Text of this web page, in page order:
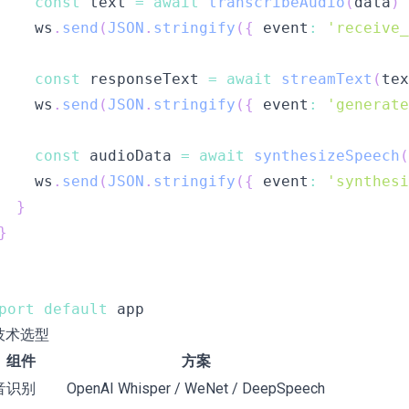
ws
. send ( JSON . stringify ( { event :
const responseText = await streamText (
ws
. send ( JSON . stringify ( { event :
const audioData = await synthesizeSpeech (
ws
. send ( JSON . stringify ( { event :
}
}
default
术选型
组件
方案
识别
OpenAI Whisper / WeNet / DeepSpeech